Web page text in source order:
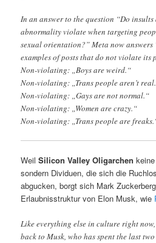
In an answer to the question “Do
abnormality violate when targeting
sexual orientation?” Meta now
examples of posts that do not violate its
Non-violating: „Boys are weird.“
Non-violating: „Trans people aren’t
Non-violating: „Gays are not normal.“
Non-violating: „Women are crazy.“
Non-violating: „Trans people are
WeilSilicon Valley Oligarchen
sondern Dividuen, die sich die
abgucken, borgt sich Mark
Erlaubnisstruktur von Elon Musk, wie
Like everything else in culture right
back to Musk, who has spent the last